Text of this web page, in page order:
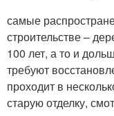
самые
строительстве –
100 лет, а то и
требуют
проходит в
старую отделку,